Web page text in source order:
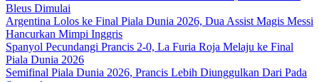
Bleus Dimulai
Argentina Lolos ke Final Piala Dunia 2026, Dua Assist Magis Messi
Hancurkan Mimpi Inggris
Spanyol Pecundangi Prancis 2-0, La Furia Roja Melaju ke Final
Piala Dunia 2026
Semifinal Piala Dunia 2026, Prancis Lebih Diunggulkan Dari Pada